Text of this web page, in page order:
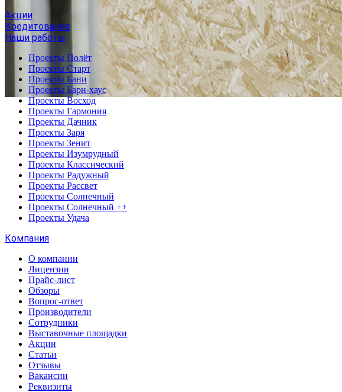
Акции
Кредитование
Наши работы
Проекты Полёт
Проекты Старт
Проекты Бани
Проекты Барн-хаус
Проекты Восход
Проекты Гармония
Проекты Дачник
Проекты Заря
Проекты Зенит
Проекты Изумрудный
Проекты Классический
Проекты Радужный
Проекты Рассвет
Проекты Солнечный
Проекты Солнечный ++
Проекты Удача
Компания
О компании
Лицензии
Прайс-лист
Обзоры
Вопрос-ответ
Производители
Сотрудники
Выставочные площадки
Акции
Статьи
Отзывы
Вакансии
Реквизиты